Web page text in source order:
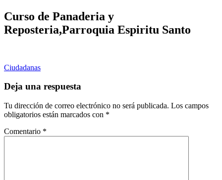
Curso de Panaderia y
Reposteria,Parroquia Espiritu Santo
Ciudadanas
Deja una respuesta
Tu dirección de correo electrónico no será publicada. Los campos
obligatorios están marcados con *
Comentario *